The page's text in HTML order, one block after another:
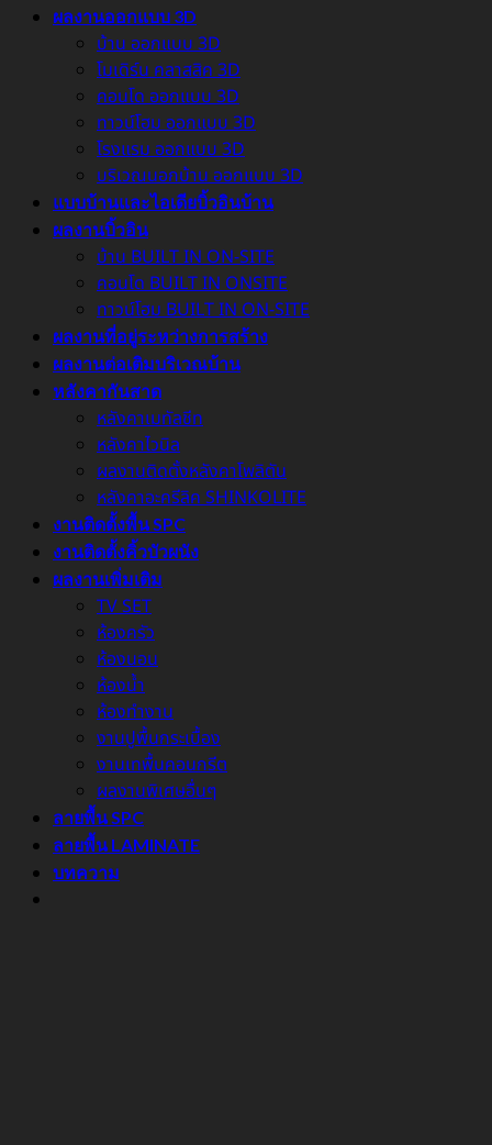
ผลงานออกแบบ 3D
บ้าน ออกแบบ 3D
โมเดิร์น คลาสสิค 3D
คอนโด ออกแบบ 3D
ทาวน์โฮม ออกแบบ 3D
โรงแรม ออกแบบ 3D
บริเวณนอกบ้าน ออกแบบ 3D
แบบบ้านและไอเดียบิ้วอินบ้าน
ผลงานบิ้วอิน
บ้าน BUILT IN ON-SITE
คอนโด BUILT IN ONSITE
ทาวน์โฮม BUILT IN ON-SITE
ผลงานที่อยู่ระหว่างการสร้าง
ผลงานต่อเติมบริเวณบ้าน
หลังคากันสาด
หลังคาเมทัลชีท
หลังคาไวนิล
ผลงานติดตั้งหลังคาโพลิตัน
หลังคาอะครีลิค SHINKOLITE
งานติดตั้งพื้น SPC
งานติดตั้งคิ้วบัวผนัง
ผลงานเพิ่มเติม
TV SET
ห้องครัว
ห้องนอน
ห้องน้ำ
ห้องทำงาน
งานปูพื้นกระเบื้อง
งานเทพื้นคอนกรีต
ผลงานพิเศษอื่นๆ
ลายพื้น SPC
ลายพื้น LAMINATE
บทความ